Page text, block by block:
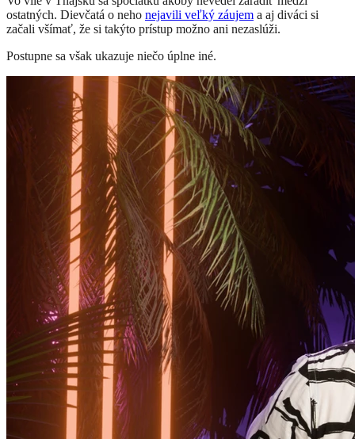
ostatných. Dievčatá o neho nejavili veľký záujem a aj diváci si
začali všímať, že si takýto prístup možno ani nezaslúži.
Postupne sa však ukazuje niečo úplne iné.